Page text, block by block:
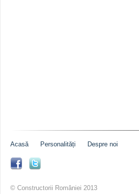
Acasă Personalități Despre noi
© Constructorii României 2013